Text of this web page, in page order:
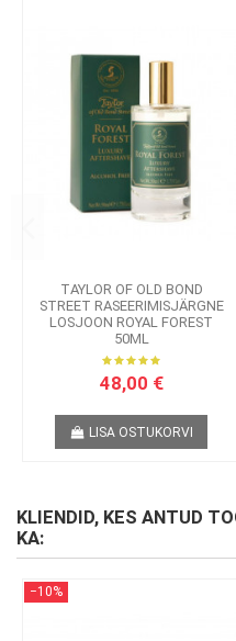
TAYLOR OF OLD BOND
STREET RASEERIMISJÄRGNE
LOSJOON ROYAL FOREST
50ML
48,00 €
LISA OSTUKORVI
KLIENDID, KES ANTUD
KA:
−10%